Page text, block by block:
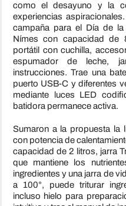
como el desayuno y la
experiencias
campaña para el Día de
Nímes con capacidad de
portátil con cuchilla,
espumador de leche,
instrucciones. Trae una
puerto USB-C y diferentes
mediante luces LED
batidora permanece activa.
Sumaron a la propuesta la
con potencia de
capacidad de 2 litros, jarra
que mantiene los
ingredientes y una jarra de
a 100°, puede triturar
incluso hielo para